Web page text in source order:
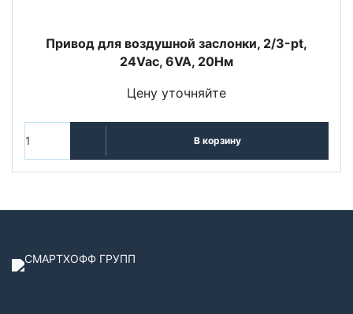
Привод для воздушной заслонки, 2/3-pt,
24Vac, 6VA, 20Нм
Цену уточняйте
В корзину